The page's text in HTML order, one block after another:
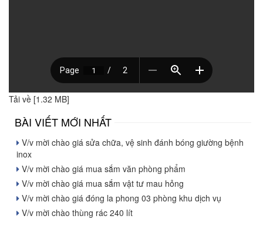
Tải về [1.32 MB]
BÀI VIẾT MỚI NHẤT
V/v mời chào giá sửa chữa, vệ sinh đánh bóng giường bệnh
inox
V/v mời chào giá mua sắm văn phòng phẩm
V/v mời chào giá mua sắm vật tư mau hỏng
V/v mời chào giá đóng la phong 03 phòng khu dịch vụ
V/v mời chào thùng rác 240 lít